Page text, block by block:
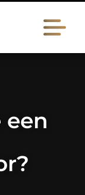
een